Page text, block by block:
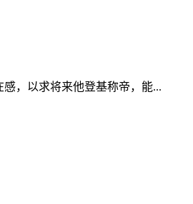
，以求将来他登基称帝，能...